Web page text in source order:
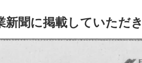
聞に掲載していただき